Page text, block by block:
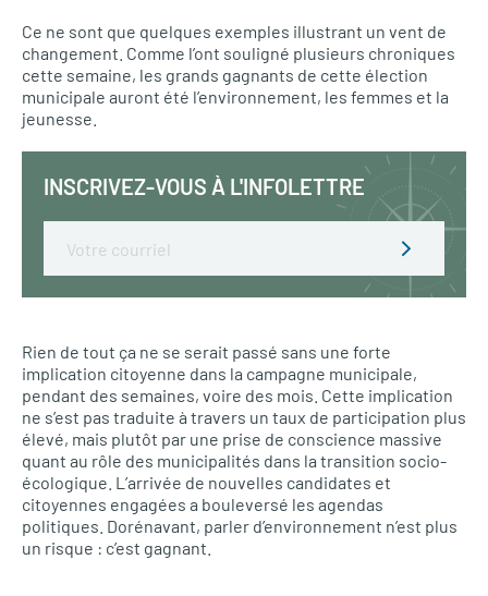
Ce ne sont que quelques exemples illustrant un vent de
changement. Comme l’ont souligné plusieurs chroniques
cette semaine, les grands gagnants de cette élection
municipale auront été l’environnement, les femmes et la
jeunesse.
INSCRIVEZ-VOUS À L'INFOLETTRE
Rien de tout ça ne se serait passé sans une forte
implication citoyenne dans la campagne municipale,
pendant des semaines, voire des mois. Cette implication
ne s’est pas traduite à travers un taux de participation plus
élevé, mais plutôt par une prise de conscience massive
quant au rôle des municipalités dans la transition socio-
écologique. L’arrivée de nouvelles candidates et
citoyennes engagées a bouleversé les agendas
politiques. Dorénavant, parler d’environnement n’est plus
un risque : c’est gagnant.